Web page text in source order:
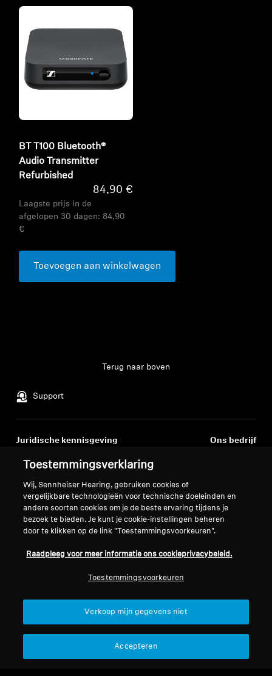
BT T100 Bluetooth®
Audio Transmitter
Refurbished
84,90 €
Laagste prijs in de
afgelopen 30 dagen: 84,90
€
Toevoegen aan winkelwagen
Support
Terug naar boven
Juridische kennisgeving
Herroep overeenkomst
Wereldwijd privacybeleid
Algemene verkoopvoorwaarden
voor online verkoop aan
consumenten
Ons bedrijf
Nieuwskamer
Sennheiser Consumer
merkambassadeurs
Cookie-instellingen
Toestemmingsverklaring
Wij, Sennheiser Hearing, gebruiken cookies of
vergelijkbare technologieën voor technische doeleinden en
andere soorten cookies om je de beste ervaring tijdens je
bezoek te bieden. Je kunt je cookie-instellingen beheren
door te klikken op de link "Toestemmingsvoorkeuren".
Raadpleeg voor meer informatie ons cookieprivacybeleid.
Toestemmingsvoorkeuren
Verkoop mijn gegevens niet
Accepteren